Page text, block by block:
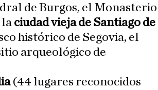
de Burgos, el Monasterio
la ciudad vieja de Santiago de
histórico de Segovia, el
arqueológico de
(44 lugares reconocidos